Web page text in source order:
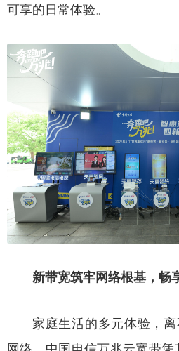
可享的日常体验。
新带宽筑牢网络根基，畅
家庭生活的多元体验，